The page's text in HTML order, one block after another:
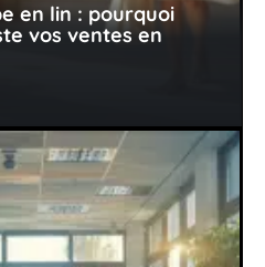
en lin : pourquoi
vos ventes en